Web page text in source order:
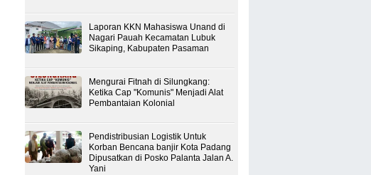
Laporan KKN Mahasiswa Unand di
Nagari Pauah Kecamatan Lubuk
Sikaping, Kabupaten Pasaman
Mengurai Fitnah di Silungkang:
Ketika Cap "Komunis" Menjadi Alat
Pembantaian Kolonial
Pendistribusian Logistik Untuk
Korban Bencana banjir Kota Padang
Dipusatkan di Posko Palanta Jalan A.
Yani